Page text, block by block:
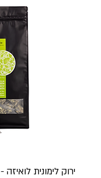
ירוק לימונית לואיזה - 100 שקיקי פירמידה